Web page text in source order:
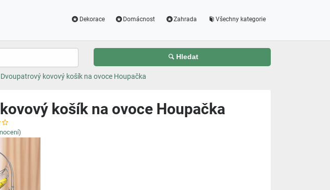
Dekorace Domácnost Zahrada Všechny kategorie
Hledat
kovový košík na ovoce Houpačka
košík na ovoce Houpačka